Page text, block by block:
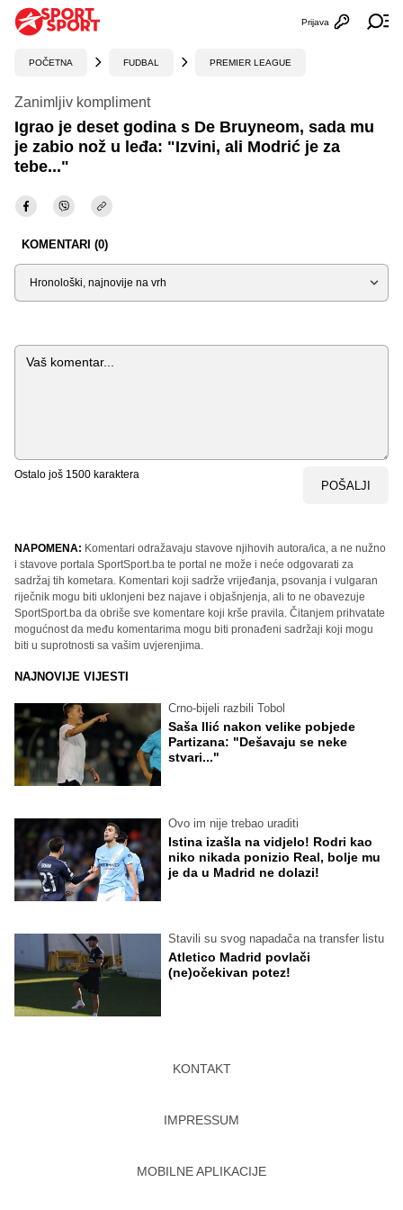
Otvori
Prijava
POČETNA FUDBAL PREMIER LEAGUE
Zanimljiv kompliment
Igrao je deset godina s De Bruyneom, sada mu
je zabio nož u leđa: "Izvini, ali Modrić je za
tebe..."
KOMENTARI (0)
Sortiraj
Komentar
Ostalo još 1500 karaktera
POŠALJI
NAPOMENA: Komentari odražavaju stavove njihovih autora/ica, a ne nužno
i stavove portala SportSport.ba te portal ne može i neće odgovarati za
sadržaj tih kometara. Komentari koji sadrže vrijeđanja, psovanja i vulgaran
riječnik mogu biti uklonjeni bez najave i objašnjenja, ali to ne obavezuje
SportSport.ba da obriše sve komentare koji krše pravila. Čitanjem prihvatate
mogućnost da među komentarima mogu biti pronađeni sadržaji koji mogu
biti u suprotnosti sa vašim uvjerenjima.
NAJNOVIJE VIJESTI
Crno-bijeli razbili Tobol
Saša Ilić nakon velike pobjede
Partizana: "Dešavaju se neke
stvari..."
Ovo im nije trebao uraditi
Istina izašla na vidjelo! Rodri kao
niko nikada ponizio Real, bolje mu
je da u Madrid ne dolazi!
Stavili su svog napadača na transfer listu
Atletico Madrid povlači
(ne)očekivan potez!
KONTAKT
IMPRESSUM
MOBILNE APLIKACIJE